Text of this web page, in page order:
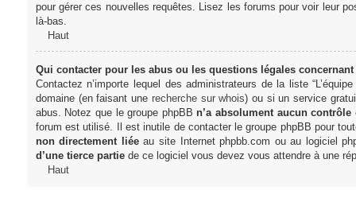
pour gérer ces nouvelles requêtes. Lisez les forums pour voir leur
là-bas.
Haut
Qui contacter pour les abus ou les questions légales
Contactez n’importe lequel des administrateurs de la liste
domaine (en faisant une recherche sur whois) ou si un service
abus. Notez que le groupe phpBB n’a absolument aucun contrôle
forum est utilisé. Il est inutile de contacter le groupe phpBB pour
non directement liéeau site Internet phpbb.com ou au logiciel
d’une tierce partiede ce logiciel vous devez vous attendre à une
Haut